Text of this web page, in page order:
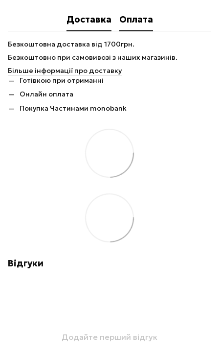
Доставка Оплата
Безкоштовна доставка від 1700грн.
Безкоштовно при самовивозі з наших магазинів.
Більше інформації про доставку
Готівкою при отриманні
Онлайн оплата
Покупка Частинами monobank
Відгуки
Додайте перший відгук